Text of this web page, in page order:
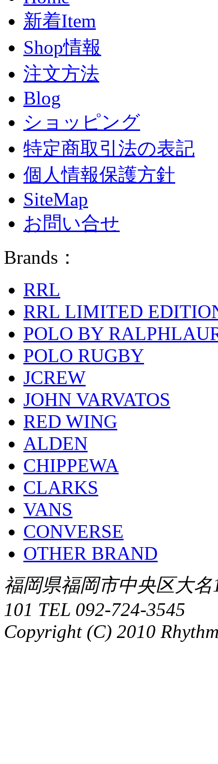
新着Item
Shop情報
注文方法
Blog
ショッピング
特定商取引法の表記
個人情報保護方針
SiteMap
お問い合せ
Brands：
RRL
RRL LIMITED
POLO BY
POLO RUGBY
JCREW
JOHN VARVATOS
RED WING
ALDEN
CHIPPEWA
CLARKS
VANS
CONVERSE
OTHER BRAND
福岡県福岡市中央区大
101 TEL 092-724-3545
Copyright (C) 2010